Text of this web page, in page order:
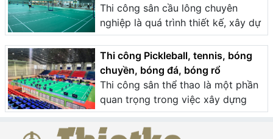
Thi công sân cầu lông chuyên
nghiệp là quá trình thiết kế, xây dự
Thi công Pickleball, tennis, bóng
chuyền, bóng đá, bóng rổ
Thi công sân thể thao là một phần
quan trọng trong việc xây dựng